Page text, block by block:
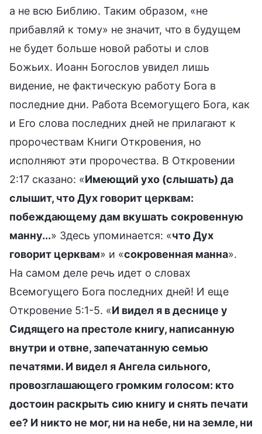
а не всю Библию. Таким образом, «не
прибавляй к тому» не значит, что в будущем
не будет больше новой работы и слов
Божьих. Иоанн Богослов увидел лишь
видение, не фактическую работу Бога в
последние дни. Работа Всемогущего Бога, как
и Его слова последних дней не прилагают к
пророчествам Книги Откровения, но
исполняют эти пророчества. В Откровении
2:17 сказано: «Имеющий ухо (слышать) да
слышит, что Дух говорит церквам:
побеждающему дам вкушать сокровенную
манну...» Здесь упоминается: «что Дух
говорит церквам» и «сокровенная манна».
На самом деле речь идет о словах
Всемогущего Бога последних дней! И еще
Откровение 5:1-5. «И видел я в деснице у
Сидящего на престоле книгу, написанную
внутри и отвне, запечатанную семью
печатями. И видел я Ангела сильного,
провозглашающего громким голосом: кто
достоин раскрыть сию книгу и снять печати
ее? И никто не мог, ни на небе, ни на земле, ни